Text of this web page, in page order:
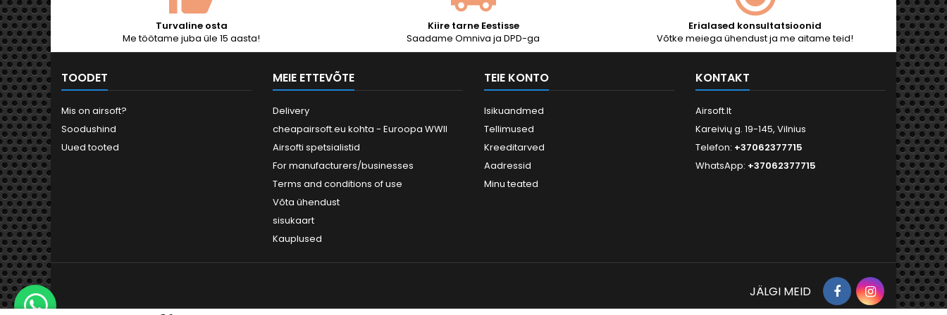
Turvaline osta
Me töötame juba üle 15 aasta!
Kiire tarne Eestisse
Saadame Omniva ja DPD-ga
Erialased konsultatsioonid
Võtke meiega ühendust ja me aitame teid!
TOODET
Mis on airsoft?
Soodushind
Uued tooted
MEIE ETTEVÕTE
Delivery
cheapairsoft.eu kohta - Euroopa WWII
Airsofti spetsialistid
For manufacturers/businesses
Terms and conditions of use
Võta ühendust
sisukaart
Kauplused
TEIE KONTO
Isikuandmed
Tellimused
Kreeditarved
Aadressid
Minu teated
KONTAKT
Airsoft.lt
Kareivių g. 19-145, Vilnius
Telefon: +37062377715
WhatsApp: +37062377715
FacebookInstagram
JÄLGI MEID